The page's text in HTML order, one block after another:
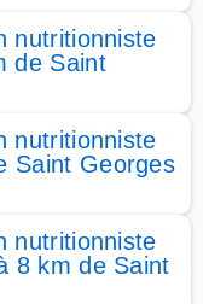
nutritionniste
de Saint
nutritionniste
Saint Georges
nutritionniste
8 km de Saint